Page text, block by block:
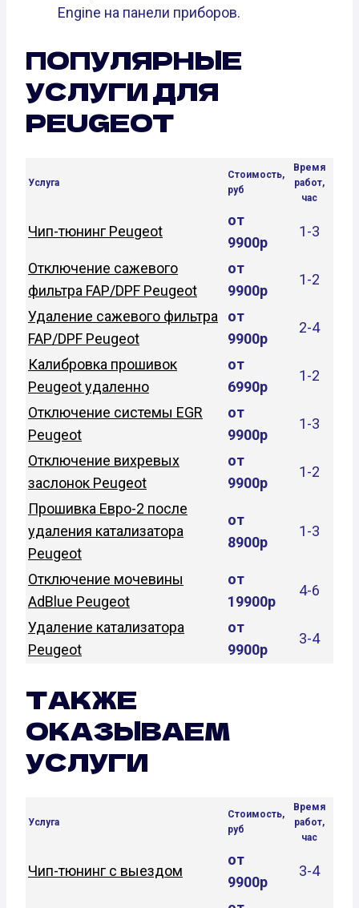
Engine на панели приборов.
ПОПУЛЯРНЫЕ
УСЛУГИ ДЛЯ
PEUGEOT
Услуга
Стоимость,
руб
Время
работ,
час
Чип-тюнинг Peugeot
от
9900р
1-3
Отключение сажевого
фильтра FAP/DPF Peugeot
от
9900р
1-2
Удаление сажевого фильтра
FAP/DPF Peugeot
от
9900р
2-4
Калибровка прошивок
Peugeot удаленно
от
6990р
1-2
Отключение системы EGR
Peugeot
от
9900р
1-3
Отключение вихревых
заслонок Peugeot
от
9900р
1-2
Прошивка Евро-2 после
удаления катализатора
Peugeot
от
8900р
1-3
Отключение мочевины
AdBlue Peugeot
от
19900р
4-6
Удаление катализатора
Peugeot
от
9900р
3-4
ТАКЖЕ
ОКАЗЫВАЕМ
УСЛУГИ
Услуга
Стоимость,
руб
Время
работ,
час
Чип-тюнинг с выездом
от
9900р
3-4